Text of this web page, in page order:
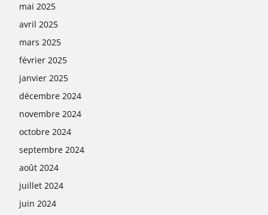
mai 2025
avril 2025
mars 2025
février 2025
janvier 2025
décembre 2024
novembre 2024
octobre 2024
septembre 2024
août 2024
juillet 2024
juin 2024